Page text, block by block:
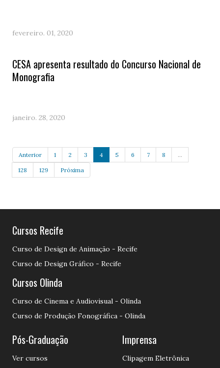
fevereiro. 01, 2020
CESA apresenta resultado do Concurso Nacional de
Monografia
janeiro. 28, 2020
Anterior 1 2 3 4 5 6 7 8 ...
128 129 Próxima
Cursos Recife
Curso de Design de Animação - Recife
Curso de Design Gráfico - Recife
Cursos Olinda
Curso de Cinema e Audiovisual - Olinda
Curso de Produção Fonográfica - Olinda
Pós-Graduação
Ver cursos
Imprensa
Clipagem Eletrônica